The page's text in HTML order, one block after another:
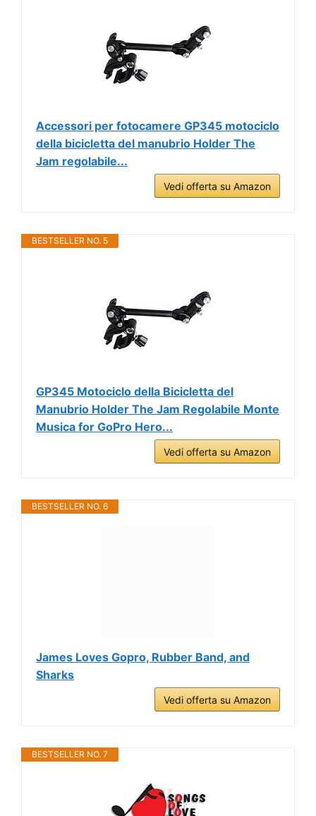
Accessori per fotocamere GP345 motociclo
della bicicletta del manubrio Holder The
Jam regolabile...
Vedi offerta su Amazon
BESTSELLER NO. 5
GP345 Motociclo della Bicicletta del
Manubrio Holder The Jam Regolabile Monte
Musica for GoPro Hero...
Vedi offerta su Amazon
BESTSELLER NO. 6
James Loves Gopro, Rubber Band, and
Sharks
Vedi offerta su Amazon
BESTSELLER NO. 7